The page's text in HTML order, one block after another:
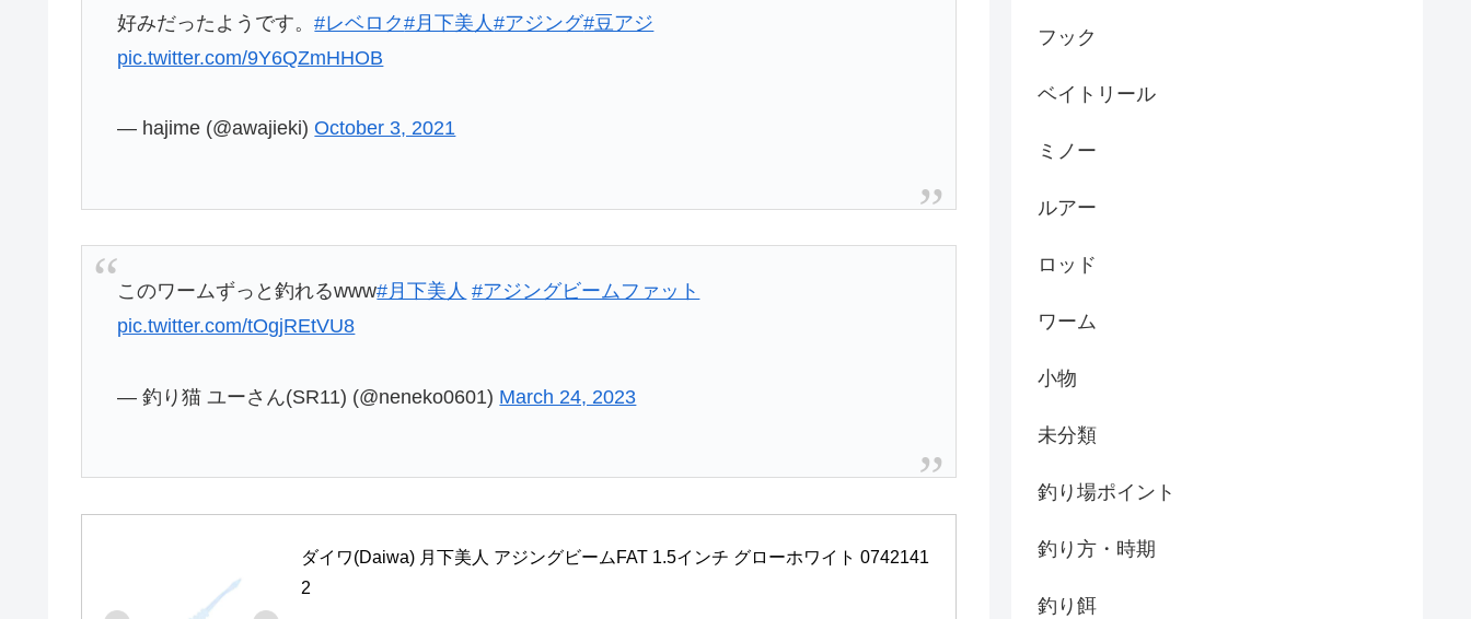
好みだったようです。#レベロク#月下美人#アジング#豆アジ
pic.twitter.com/9Y6QZmHHOB
— hajime (@awajieki)October 3, 2021
このワームずっと釣れるwww#月下美人 #アジングビームファット
pic.twitter.com/tOgjREtVU8
— 釣り猫 ユーさん(SR11) (@neneko0601) March 24, 2023
ダイワ(Daiwa) 月下美人 アジングビームFAT 1.5インチ グローホワイト 0742141
2
フック
ベイトリール
ミノー
ルアー
ロッド
ワーム
小物
未分類
釣り場ポイント
釣り方・時期
釣り餌